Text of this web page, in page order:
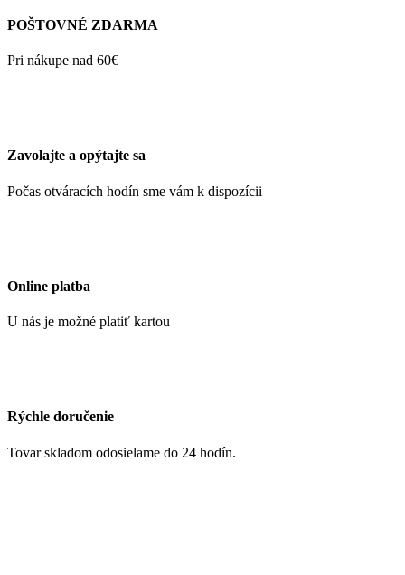
POŠTOVNÉ ZDARMA
Pri nákupe nad 60€
Zavolajte a opýtajte sa
Počas otváracích hodín sme vám k dispozícii
Online platba
U nás je možné platiť kartou
Rýchle doručenie
Tovar skladom odosielame do 24 hodín.